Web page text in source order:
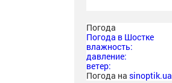
Погода
Погода в Шостке
влажность:
давление:
ветер:
Погода на sinoptik.ua